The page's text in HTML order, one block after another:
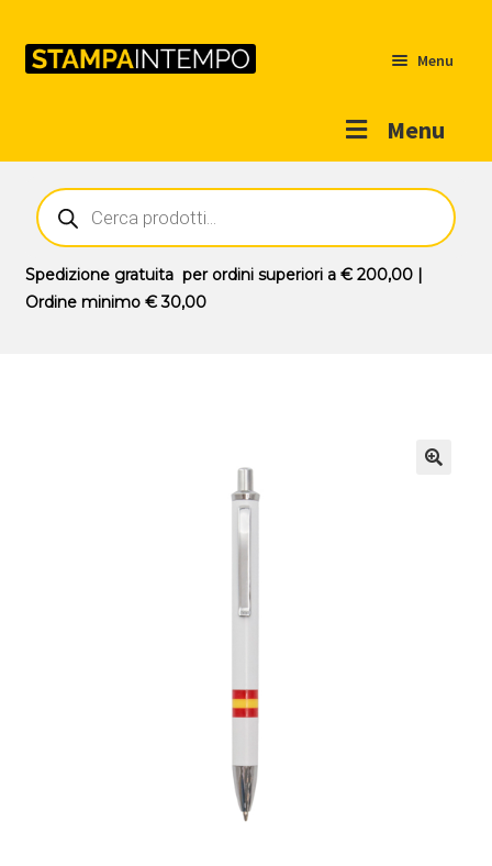
Menu
Menu
Outlet
Prodotti
Novità
Ricerca
prodotti
Spedizione gratuitaper ordini superiori a € 200,00|
Ordine minimo € 30,00